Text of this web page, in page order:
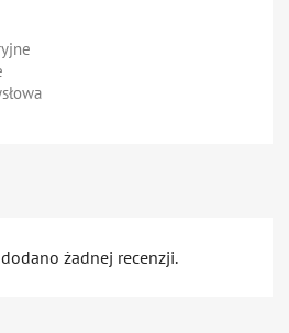
żadnej recenzji.